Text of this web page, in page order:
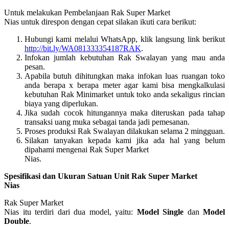
Untuk melakukan Pembelanjaan Rak Super Market
Nias untuk direspon dengan cepat silakan ikuti cara berikut:
Hubungi kami melalui WhatsApp, klik langsung link berikut
http://bit.ly/WA081333354187RAK.
Infokan jumlah kebutuhan Rak Swalayan yang mau anda
pesan.
Apabila butuh dihitungkan maka infokan luas ruangan toko
anda berapa x berapa meter agar kami bisa mengkalkulasi
kebutuhan Rak Minimarket untuk toko anda sekaligus rincian
biaya yang diperlukan.
Jika sudah cocok hitungannya maka diteruskan pada tahap
transaksi uang muka sebagai tanda jadi pemesanan.
Proses produksi Rak Swalayan dilakukan selama 2 mingguan.
Silakan tanyakan kepada kami jika ada hal yang belum
dipahami mengenai Rak Super Market
Nias.
Spesifikasi dan Ukuran Satuan Unit Rak Super Market
Nias
Rak Super Market
Nias itu terdiri dari dua model, yaitu: Model Single dan Model
Double.